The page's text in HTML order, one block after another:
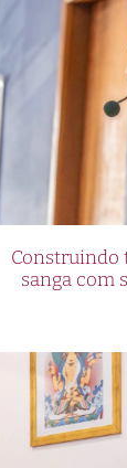
Construindo
sanga com